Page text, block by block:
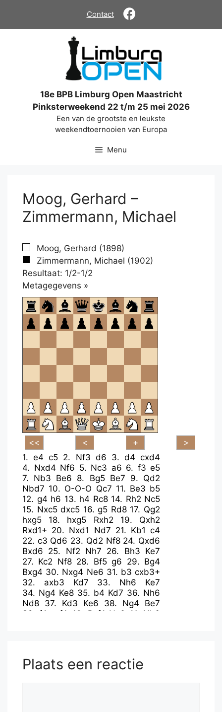
de
Contact
18e BPB Limburg Open Maastricht
Pinksterweekend 22 t/m 25 mei 2026
Een van de grootste en leukste
weekendtoernooien van Europa
Menu
Moog, Gerhard –
Zimmermann, Michael
Moog, Gerhard (1898)
Zimmermann, Michael (1902)
Resultaat: 1/2-1/2
Metagegevens »
om
te
openen.
1.e4 c5 2. Nf3 d6 3. d4 cxd4
4. Nxd4 Nf6 5. Nc3 a6 6. f3 e5
7. Nb3 Be6 8. Bg5 Be7 9. Qd2
Nbd7 10. O-O-O Qc7 11. Be3 b5
12. g4 h6 13. h4 Rc8 14. Rh2 Nc5
15. Nxc5 dxc5 16.g5 Rd8 17. Qg2
hxg5
18. hxg5 Rxh2 19. Qxh2
Rxd1+ 20. Nxd1 Nd7 21. Kb1 c4
22. c3 Qd6 23. Qd2 Nf8 24. Qxd6
Bxd6 25. Nf2 Nh7 26. Bh3 Ke7
27. Kc2 Nf8 28. Bf5 g6 29. Bg4
Bxg4 30. Nxg4 Ne6 31. b3 cxb3+
32. axb3 Kd7 33. Nh6
Ke7
34. Ng4 Ke8 35. b4 Kd7 36. Nh6
Nd8 37. Kd3 Ke6 38. Ng4
Be7
39.
f4 exf4 40. Bxf4 Nc6 41. Nh6
g5
51.Kc5 Bd2 52.Kb6
Bxb4
Plaats een reactie